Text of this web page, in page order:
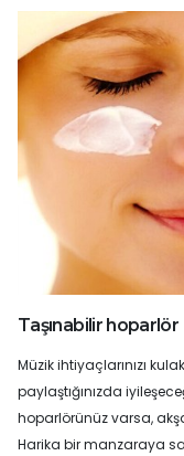
Taşınabilir hoparlör
Müzik ihtiyaçlarınızı
paylaştığınızda
hoparlörünüz varsa,
Harika bir manzaraya